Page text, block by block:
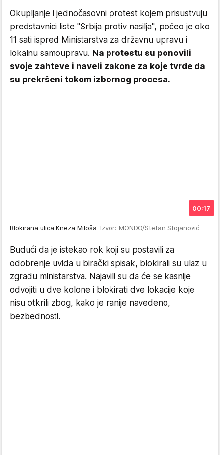
Okupljanje i jednočasovni protest kojem prisustvuju
predstavnici liste "Srbija protiv nasilja", počeo je oko
11 sati ispred Ministarstva za državnu upravu i
lokalnu samoupravu. Na protestu su ponovili
svoje zahteve i naveli zakone za koje tvrde da
su prekršeni tokom izbornog procesa.
00:17
Blokirana ulica Kneza Miloša Izvor: MONDO/Stefan Stojanović
Budući da je istekao rok koji su postavili za
odobrenje uvida u birački spisak, blokirali su ulaz u
zgradu ministarstva. Najavili su da će se kasnije
odvojiti u dve kolone i blokirati dve lokacije koje
nisu otkrili zbog, kako je ranije navedeno,
bezbednosti.